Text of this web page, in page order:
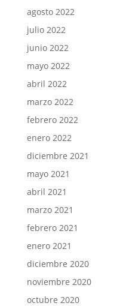
agosto 2022
julio 2022
junio 2022
mayo 2022
abril 2022
marzo 2022
febrero 2022
enero 2022
diciembre 2021
mayo 2021
abril 2021
marzo 2021
febrero 2021
enero 2021
diciembre 2020
noviembre 2020
octubre 2020